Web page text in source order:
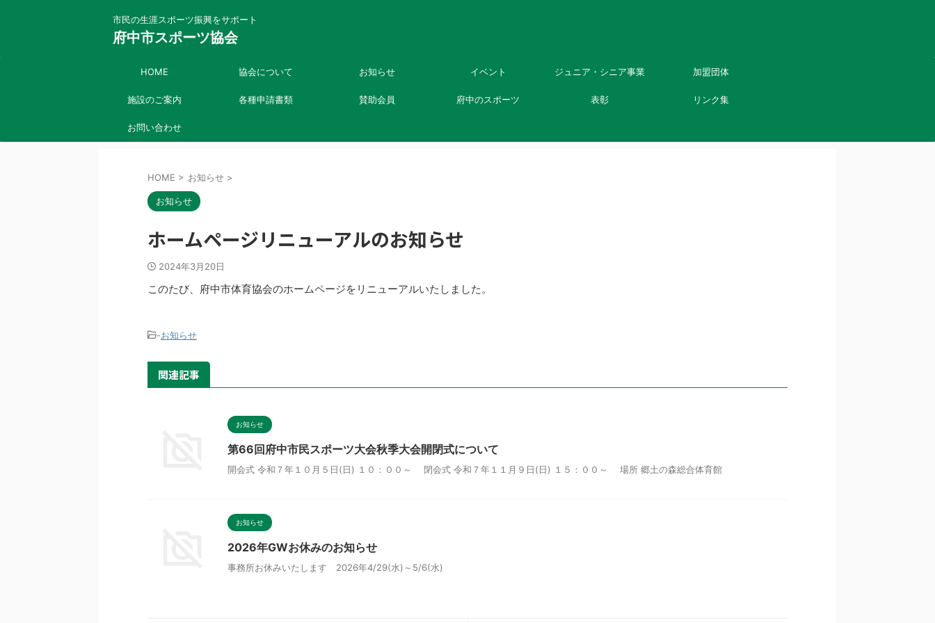
市民の生涯スポーツ振興をサポート
府中市スポーツ協会
HOME 協会について お知らせ イベント ジュニア・シニア事業 加盟団体
施設のご案内 各種申請書類 賛助会員 府中のスポーツ 表彰 リンク集
お問い合わせ
HOME > お知らせ >
お知らせ
ホームページリニューアルのお知らせ
2024年3月20日
このたび、府中市体育協会のホームページをリニューアルいたしました。
-お知らせ
関連記事
お知らせ
第66回府中市民スポーツ大会秋季大会開閉式について
開会式 令和７年１０月５日(日) １０：００～ 閉会式 令和７年１１月９日(日) １５：００～ 場所 郷土の森総合体育館
お知らせ
2026年GWお休みのお知らせ
事務所お休みいたします 2026年4/29(水)～5/6(水)